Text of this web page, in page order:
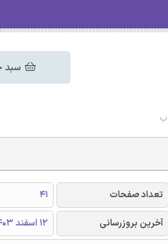
سبد
تعداد صفحات
41
آخرین بروزرسانی
12 اسفند 1403